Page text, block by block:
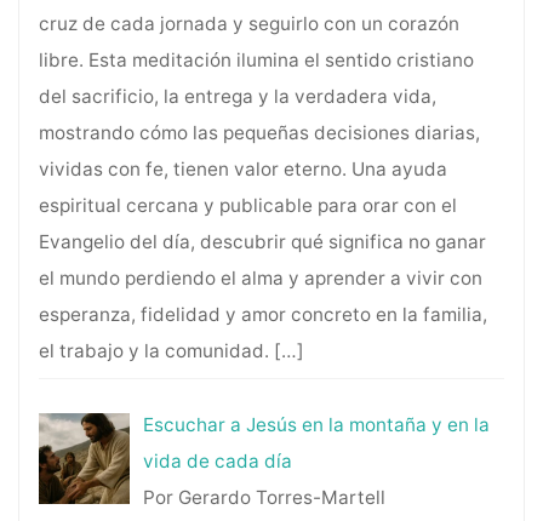
cruz de cada jornada y seguirlo con un corazón
libre. Esta meditación ilumina el sentido cristiano
del sacrificio, la entrega y la verdadera vida,
mostrando cómo las pequeñas decisiones diarias,
vividas con fe, tienen valor eterno. Una ayuda
espiritual cercana y publicable para orar con el
Evangelio del día, descubrir qué significa no ganar
el mundo perdiendo el alma y aprender a vivir con
esperanza, fidelidad y amor concreto en la familia,
el trabajo y la comunidad. […]
Escuchar a Jesús en la montaña y en la
vida de cada día
Por Gerardo Torres-Martell